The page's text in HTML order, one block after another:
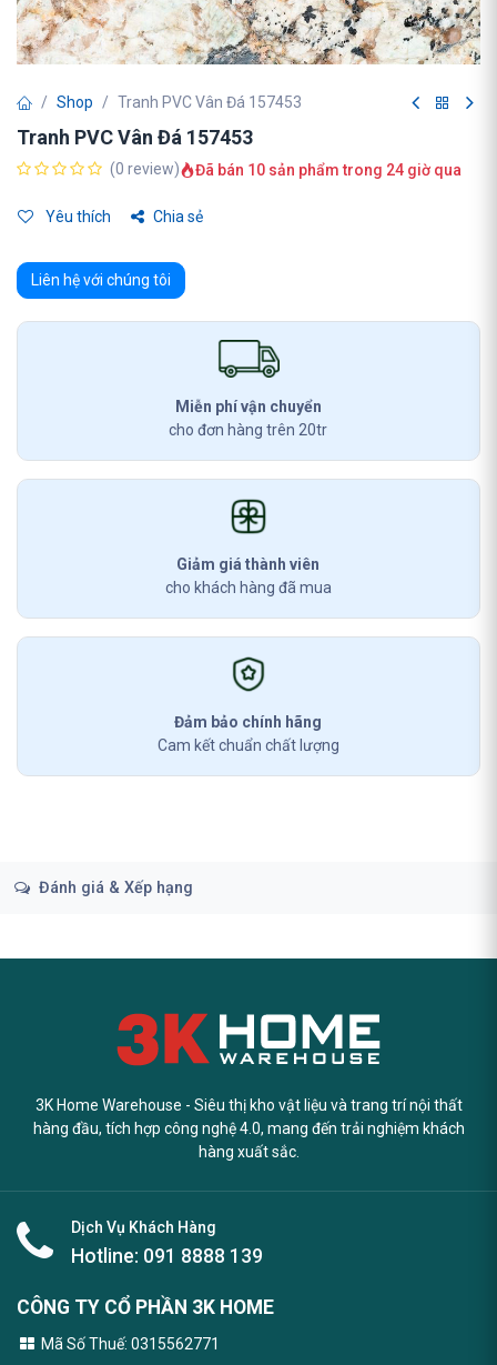
Shop Tranh PVC Vân Đá 157453
Tranh PVC Vân Đá 157453
(0 review) Đã bán 10 sản phẩm trong 24 giờ qua
Yêu thích Chia sẻ
Liên hệ với chúng tôi
Miễn phí vận chuyển
cho đơn hàng trên 20tr
Giảm giá thành viên
cho khách hàng đã mua
Đảm bảo chính hãng
Cam kết chuẩn chất lượng
Đánh giá & Xếp hạng
3K Home Warehouse - Siêu thị kho vật liệu và trang trí nội thất
hàng đầu, tích hợp công nghệ 4.0, mang đến trải nghiệm khách
hàng xuất sắc.
Dịch Vụ Khách Hàng
Hotline: 091 8888 139
CÔNG TY CỔ PHẦN 3K HOME
Mã Số Thuế: 0315562771